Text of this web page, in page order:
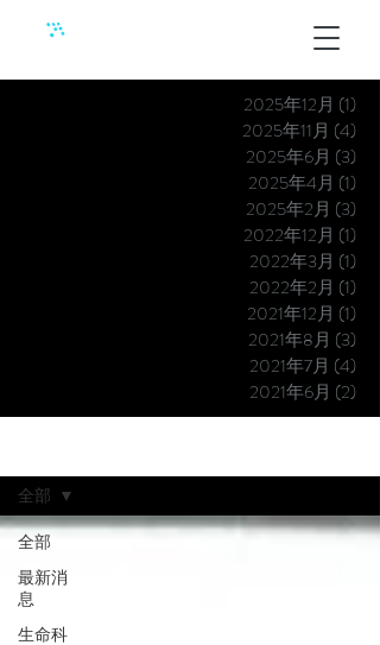
2025年12月 (1)
2025年11月 (4)
2025年6月 (3)
2025年4月 (1)
2025年2月 (3)
2022年12月 (1)
2022年3月 (1)
2022年2月 (1)
2021年12月 (1)
2021年8月 (3)
2021年7月 (4)
2021年6月 (2)
全部
最新消
息
生命科
全部